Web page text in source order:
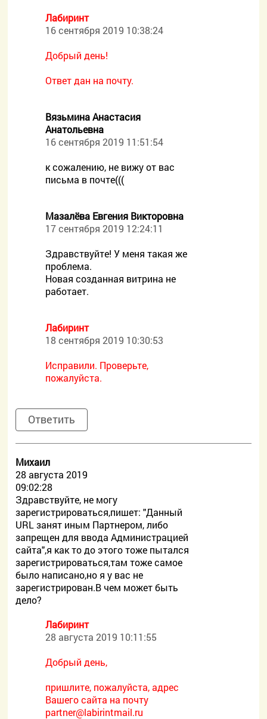
Лабиринт
16 сентября 2019 10:38:24
Добрый день!
Ответ дан на почту.
Вязьмина Анастасия
Анатольевна
16 сентября 2019 11:51:54
к сожалению, не вижу от вас
письма в почте(((
Мазалёва Евгения Викторовна
17 сентября 2019 12:24:11
Здравствуйте! У меня такая же
проблема.
Новая созданная витрина не
работает.
Лабиринт
18 сентября 2019 10:30:53
Исправили. Проверьте,
пожалуйста.
Ответить
Михаил
28 августа 2019
09:02:28
Здравствуйте, не могу
зарегистрироваться,пишет: "Данный
URL занят иным Партнером, либо
запрещен для ввода Администрацией
сайта",я как то до этого тоже пытался
зарегистрироваться,там тоже самое
было написано,но я у вас не
зарегистрирован.В чем может быть
дело?
Лабиринт
28 августа 2019 10:11:55
Добрый день,
пришлите, пожалуйста, адрес
Вашего сайта на почту
partner@labirintmail.ru